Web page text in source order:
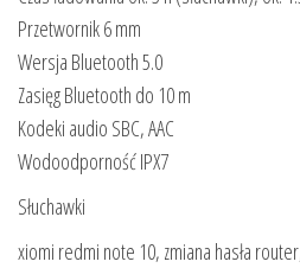
Przetwornik 6 mm
Wersja Bluetooth 5.0
Zasięg Bluetooth do 10 m
Kodeki audio SBC, AAC
Wodoodporność IPX7
Słuchawki
xiomi redmi note 10, zmiana hasła